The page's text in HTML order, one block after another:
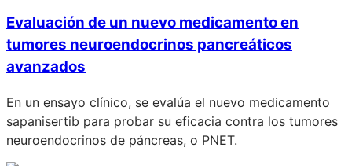
Evaluación de un nuevo medicamento en
tumores neuroendocrinos pancreáticos
avanzados
En un ensayo clínico, se evalúa el nuevo medicamento
sapanisertib para probar su eficacia contra los tumores
neuroendocrinos de páncreas, o PNET.